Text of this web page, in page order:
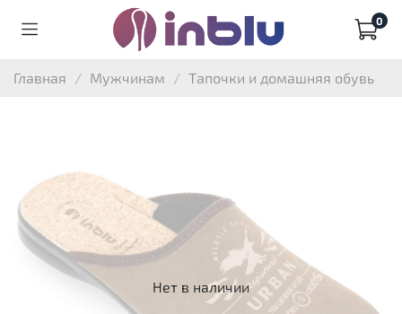
0
Главная Мужчинам Тапочки и домашняя обувь
Нет в наличии